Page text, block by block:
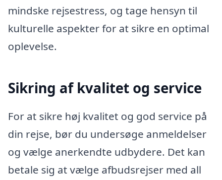
mindske rejsestress, og tage hensyn til
kulturelle aspekter for at sikre en optimal
oplevelse.
Sikring af kvalitet og service
For at sikre høj kvalitet og god service på
din rejse, bør du undersøge anmeldelser
og vælge anerkendte udbydere. Det kan
betale sig at vælge afbudsrejser med all